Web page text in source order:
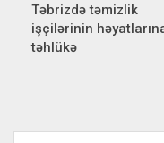
Təbrizdə təmizlik
işçilərinin
təhlükə